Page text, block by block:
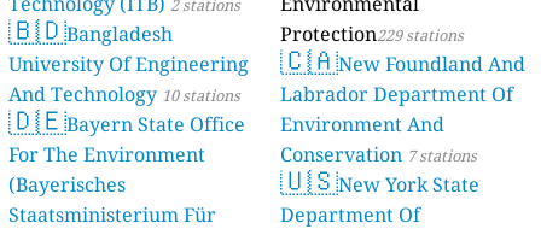
2 stations
🇧🇩Bangladesh
University Of Engineering
And Technology 10 stations
🇩🇪Bayern State Office
For The Environment
(Bayerisches
Staatsministerium Für
Protection229 stations
🇨🇦New Foundland And
Labrador Department Of
Environment And
Conservation 7 stations
🇺🇸New York State
Department Of